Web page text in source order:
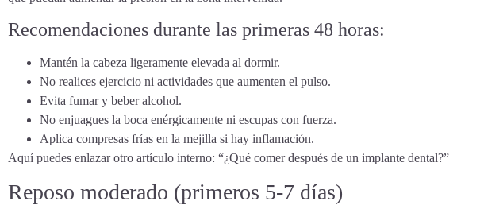
Recomendaciones durante las primeras 48 horas:
Mantén la cabeza ligeramente elevada al dormir.
No realices ejercicio ni actividades que aumenten el pulso.
Evita fumar y beber alcohol.
No enjuagues la boca enérgicamente ni escupas con fuerza.
Aplica compresas frías en la mejilla si hay inflamación.
Aquí puedes enlazar otro artículo interno: “¿Qué comer después de un implante dental?”
Reposo moderado (primeros 5-7 días)